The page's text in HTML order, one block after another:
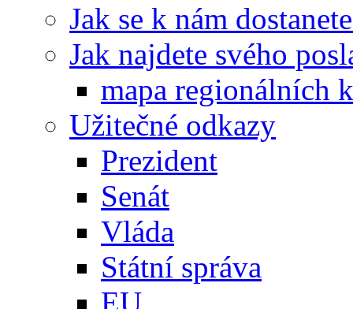
Jak se k nám
Jak najdete svého
mapa regionálních
Užitečné odkazy
Prezident
Senát
Vláda
Státní správa